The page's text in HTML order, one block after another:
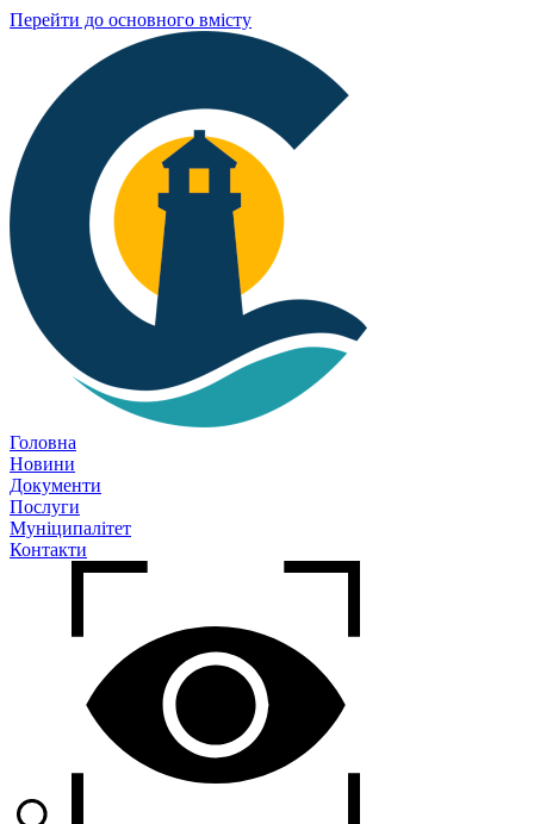
Перейти до основного вмісту
Головна
Новини
Документи
Послуги
Муніципалітет
Контакти